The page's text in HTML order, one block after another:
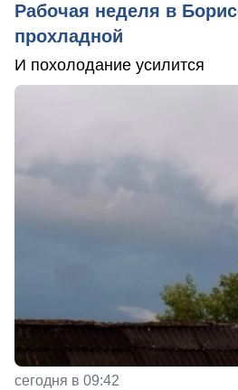
Рабочая неделя в
прохладной
И похолодание усилится
сегодня в 09:42